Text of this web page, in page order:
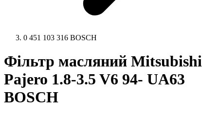
0 451 103 316 BOSCH
Фільтр масляний Mitsubishi
Pajero 1.8-3.5 V6 94- UA63
BOSCH